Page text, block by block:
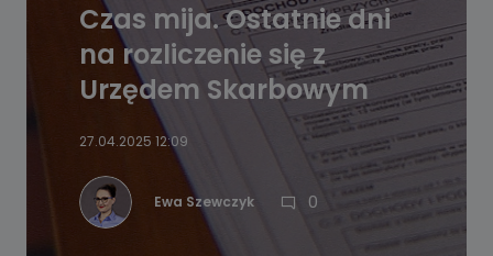
Czas mija. Ostatnie dni
na rozliczenie się z
Urzędem Skarbowym
27.04.2025 12:09
Ewa Szewczyk 0